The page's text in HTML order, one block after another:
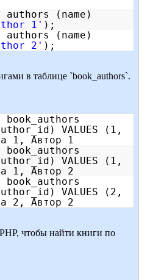
authors (name)
1' );
authors (name)
2' );
в таблице `book_authors`.
book_authors
VALUES (1,
1, Автор 1
book_authors
VALUES (1,
1, Автор 2
book_authors
VALUES (2,
2, Автор 2
чтобы найти книги по